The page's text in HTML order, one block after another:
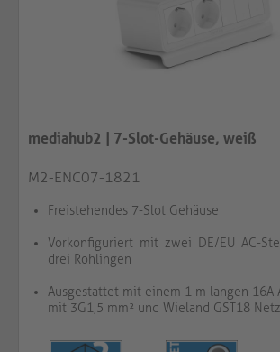
mediahub2 | 7-Slot-Gehäuse, weiß
M2-ENC07-1821
Freistehendes 7-Slot Gehäuse
Vorkonfiguriert mit zwei DE/EU AC-
drei Rohlingen
Ausgestattet mit einem 1 m langen 16A
mit 3G1,5 mm² und Wieland GST18